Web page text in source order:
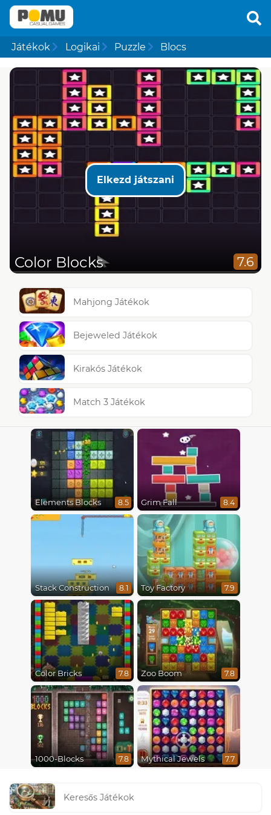
Játékok Logikai Puzzle Blocs
Elkezd játszani
Color Blocks 7.6
Mahjong Játékok
Bejeweled Játékok
Kirakós Játékok
Match 3 Játékok
Elements Blocks 8.5 Grim Fall 8.4
Stack Construction 8.1 Toy Factory 7.9
Color Bricks 7.8 Zoo Boom 7.8
1000-Blocks 7.8 Mythical Jewels 7.7
Keresős Játékok